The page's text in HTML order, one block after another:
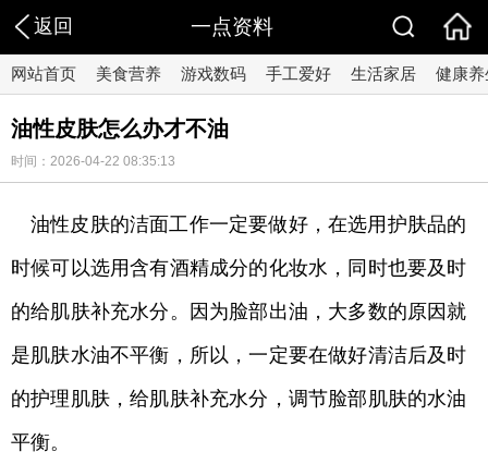
返回 一点资料
网站首页 美食营养 游戏数码 手工爱好 生活家居 健康养
油性皮肤怎么办才不油
时间：2026-04-22 08:35:13
油性皮肤的洁面工作一定要做好，在选用护肤品的
时候可以选用含有酒精成分的化妆水，同时也要及时
的给肌肤补充水分。因为脸部出油，大多数的原因就
是肌肤水油不平衡，所以，一定要在做好清洁后及时
的护理肌肤，给肌肤补充水分，调节脸部肌肤的水油
平衡。